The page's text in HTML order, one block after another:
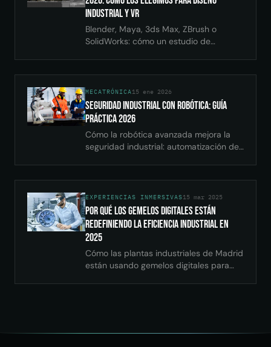
Industrial y VR
Blender, Maya, 3ds Max, ZBrush o
SolidWorks: cómo un estudio de
a los assets de VR.
MECATRÓNICA15 ene 2026
Seguridad Industrial con Robótica: Guía
Práctica 2026
Cómo la robótica avanzada mejora la
seguridad industrial: automatización de
laborales.
EXPERIENCIAS INMERSIVAS15 mar 2025
Por qué los gemelos digitales están
redefiniendo la eficiencia industrial en
2025
Cómo las plantas industriales de Madrid
están usando gemelos digitales para